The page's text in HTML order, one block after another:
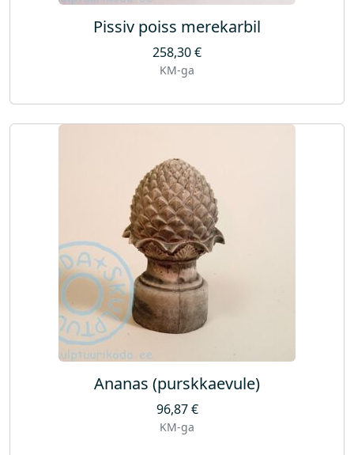
Pissiv poiss merekarbil
258,30€
KM-ga
Ananas (purskkaevule)
96,87€
KM-ga